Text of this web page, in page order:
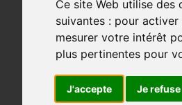
Ce site Web utilise
suivantes : pour activer
mesurer votre intérêt
plus pertinentes pour
J'accepte Je refuse
un
2.
Toutes